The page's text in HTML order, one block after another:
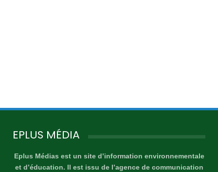
EPLUS MÉDIA
Eplus Médias est un site d’information environnementale
et d’éducation. Il est issu de l’agence de communication